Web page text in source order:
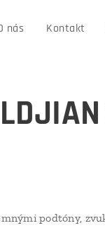
nás Kontakt
podtóny,